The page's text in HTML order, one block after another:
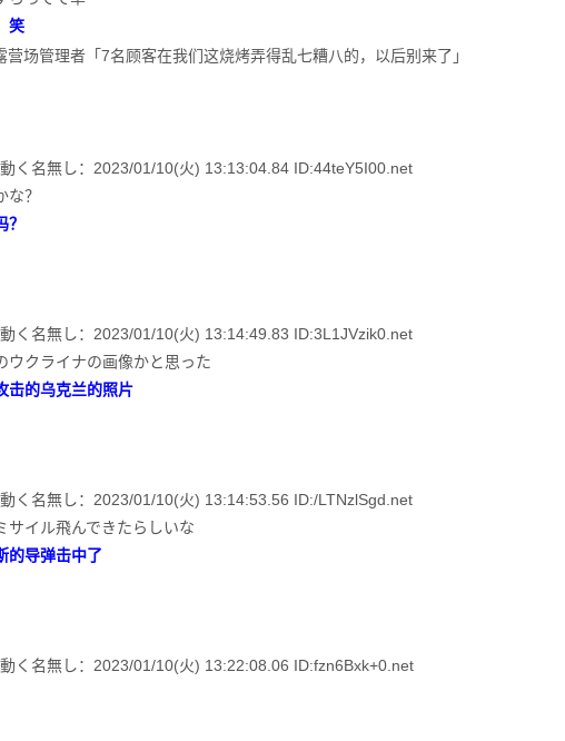
笑
く名無し：2023/01/10(火) 13:13:04.84 ID:44teY5I00.net
？
く名無し：2023/01/10(火) 13:14:49.83 ID:3L1JVzik0.net
ウクライナの画像かと思った
击的乌克兰的照片
く名無し：2023/01/10(火) 13:14:53.56 ID:/LTNzlSgd.net
サイル飛んできたらしいな
的导弹击中了
く名無し：2023/01/10(火) 13:22:08.06 ID:fzn6Bxk+0.net